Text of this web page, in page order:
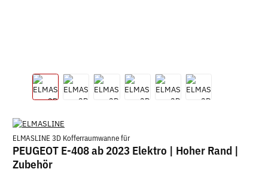
ELMASLINE 3D Kofferraumwanne für
PEUGEOT E-408 ab 2023 Elektro | Hoher Rand |
Zubehör